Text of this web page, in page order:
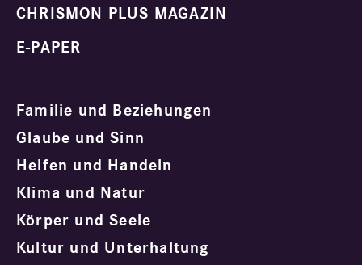
CHRISMON PLUS MAGAZIN
E-PAPER
Familie und Beziehungen
Glaube und Sinn
Helfen und Handeln
Klima und Natur
Körper und Seele
Kultur und Unterhaltung